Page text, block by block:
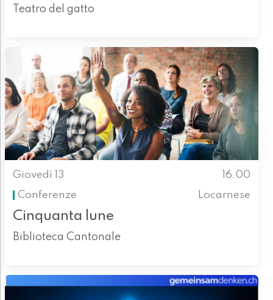
Teatro del gatto
Giovedì 13
16.00
Conferenze
Locarnese
Cinquanta lune
Biblioteca Cantonale